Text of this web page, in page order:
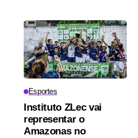
Esportes
Instituto ZLec vai
representar o
Amazonas no